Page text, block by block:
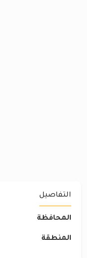
التفاصيل
المحافظة
المنطقة